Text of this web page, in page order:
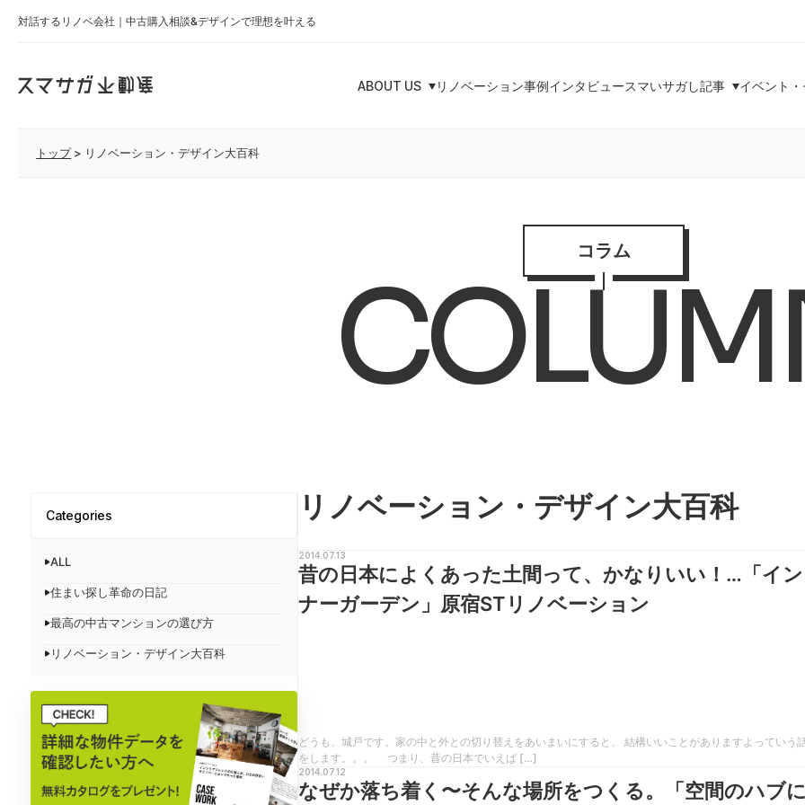
対話するリノベ会社｜中古購入相談&デザインで理想を叶える
ABOUT US リノベーション事例インタビュースマいサガし記事 イベント
トップ> リノベーション・デザイン大百科
コラム
Categories
ALL
住まい探し革命の日記
最高の中古マンションの選び方
リノベーション・デザイン大百科
リノベーション・デザイン大百科
2014.07.13
昔の日本によくあった土間って、かなりいい！…「イン
ナーガーデン」原宿STリノベーション
どうも、城戸です。家の中と外との切り替えをあいまいにすると、 結構いいことがありますよっていう
をします。。。 つまり、昔の日本でいえば […]
2014.07.12
なぜか落ち着く〜そんな場所をつくる。「空間のハブ